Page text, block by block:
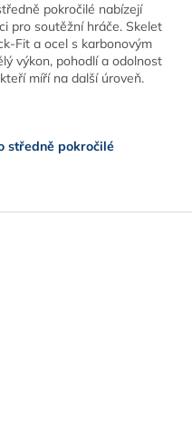
pokročilé nabízejí
pro soutěžní hráče. Skelet
Fit a ocel s karbonovým
výkon, pohodlí a odolnost
míří na další úroveň.
středně pokročilé